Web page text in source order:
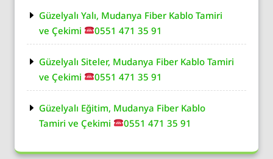
Güzelyalı Yalı, Mudanya Fiber Kablo Tamiri
ve Çekimi
0551 471 35 91
Güzelyalı Siteler, Mudanya Fiber Kablo Tamiri
ve Çekimi
0551 471 35 91
Güzelyalı Eğitim, Mudanya Fiber Kablo
Tamiri ve Çekimi
0551 471 35 91